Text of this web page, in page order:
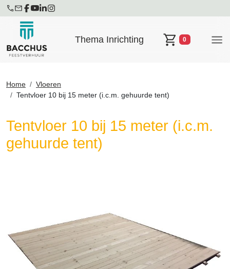
Thema Inrichting
Winkelwagen
0
Home
Vloeren
Tentvloer 10 bij 15 meter (i.c.m. gehuurde tent)
Tentvloer 10 bij 15 meter (i.c.m.
gehuurde tent)